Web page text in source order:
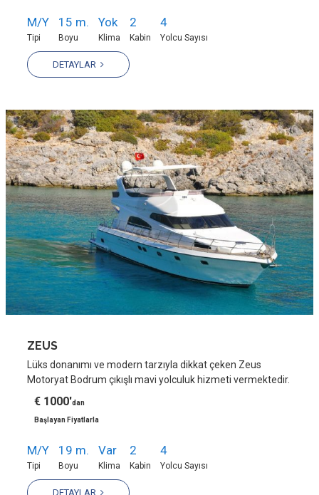
M/Y
Tipi
15 m.
Boyu
Yok
Klima
2
Kabin
4
Yolcu Sayısı
DETAYLAR
ZEUS
Lüks donanımı ve modern tarzıyla dikkat çeken Zeus
Motoryat Bodrum çıkışlı mavi yolculuk hizmeti vermektedir.
€ 1000'dan
Başlayan Fiyatlarla
M/Y
Tipi
19 m.
Boyu
Var
Klima
2
Kabin
4
Yolcu Sayısı
DETAYLAR